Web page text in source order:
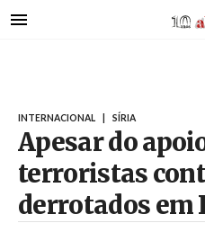
para
INTERNACIONAL SÍRIA
Apesar do
terroristas
derrotados em